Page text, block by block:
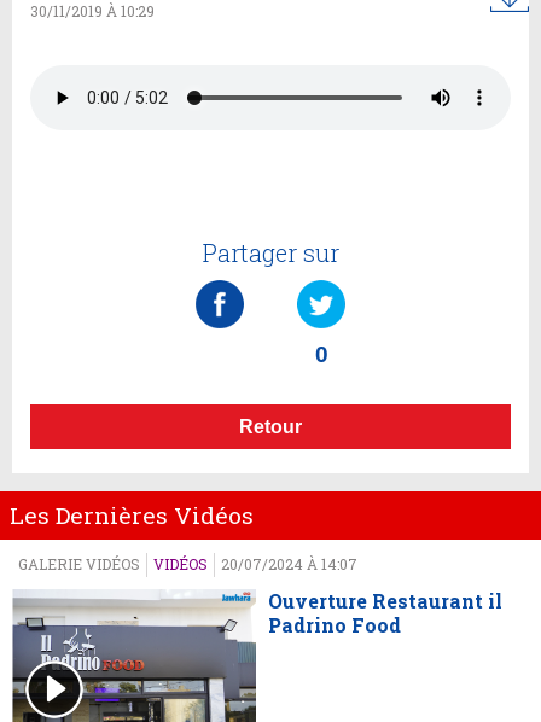
30/11/2019 À 10:29
Partager sur
0
Retour
Les Dernières Vidéos
GALERIE VIDÉOS VIDÉOS 20/07/2024 À 14:07
Ouverture Restaurant il
Padrino Food